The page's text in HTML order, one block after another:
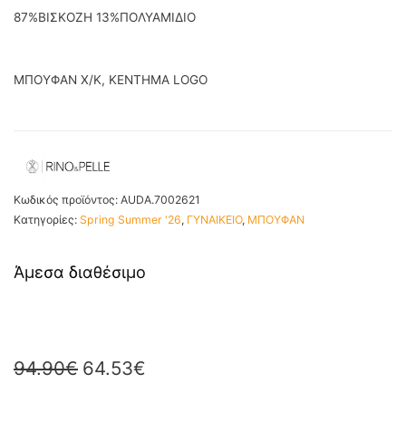
87%ΒΙΣΚΟΖΗ 13%ΠΟΛΥΑΜΙΔΙΟ
ΜΠΟΥΦΑΝ Χ/Κ, ΚΕΝΤΗΜΑ LOGO
Κωδικός προϊόντος: AUDA.7002621
Κατηγορίες: Spring Summer '26, ΓΥΝΑΙΚΕΙΟ, ΜΠΟΥΦΑΝ
Άμεσα διαθέσιμο
94.90€ 64.53€